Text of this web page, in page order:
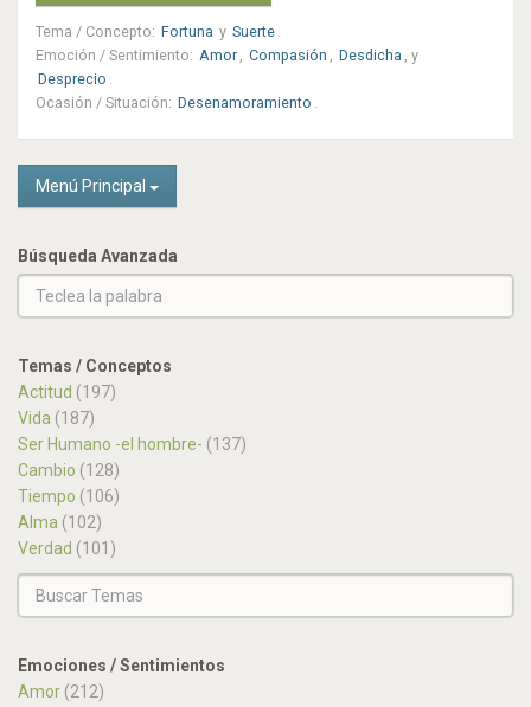
Tema / Concepto: Fortuna y Suerte .
Emoción / Sentimiento: Amor , Compasión , Desdicha , y
Desprecio .
Ocasión / Situación: Desenamoramiento .
Menú Principal
Búsqueda Avanzada
Temas / Conceptos
Actitud (197)
Vida (187)
Ser Humano -el hombre- (137)
Cambio (128)
Tiempo (106)
Alma (102)
Verdad (101)
Emociones / Sentimientos
Amor (212)